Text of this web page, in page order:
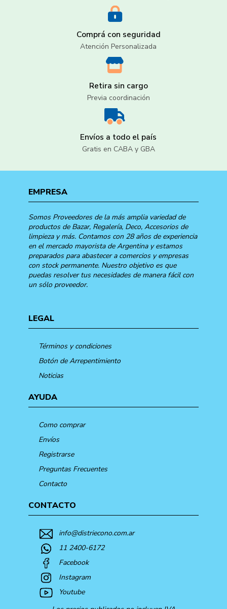
Comprá con seguridad
Atención Personalizada
Retira sin cargo
Previa coordinación
Envíos a todo el país
Gratis en CABA y GBA
EMPRESA
Somos Proveedores de la más amplia variedad de
productos de Bazar, Regalería, Deco, Accesorios de
limpieza y más. Contamos con 28 años de experiencia
en el mercado mayorista de Argentina y estamos
preparados para abastecer a comercios y empresas
con stock permanente. Nuestro objetivo es que
puedas resolver tus necesidades de manera fácil con
un sólo proveedor.
LEGAL
Términos y condiciones
Botón de Arrepentimiento
Noticias
AYUDA
Como comprar
Envíos
Registrarse
Preguntas Frecuentes
Contacto
CONTACTO
info@distriecono.com.ar
11 2400-6172
Facebook
Instagram
Youtube